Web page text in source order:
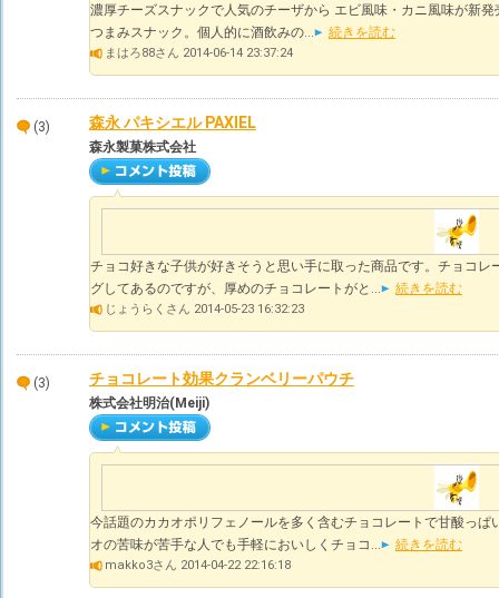
濃厚チーズスナックで人気のチーザから エビ風味・カニ風味が新
つまみスナック。個人的に酒飲みの...
続きを読む
まはろ88さん 2014-06-14 23:37:24
(3) 森永 パキシエル PAXIEL
森永製菓株式会社
チョコ好きな子供が好きそうと思い手に取った商品です。チョコ
グしてあるのですが、厚めのチョコレートがと...
続きを読む
じょうらくさん 2014-05-23 16:32:23
(3) チョコレート効果クランベリーパウチ
株式会社明治(Meiji)
今話題のカカオポリフェノールを多く含むチョコレートで甘酸っ
オの苦味が苦手な人でも手軽においしくチョコ...
続きを読む
makko3さん 2014-04-22 22:16:18